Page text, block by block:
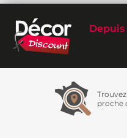
Depuis
proche